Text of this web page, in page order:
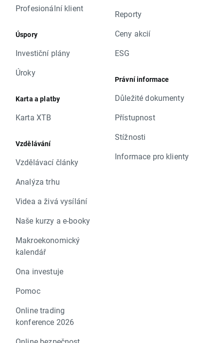
Profesionální klient
Úspory
Investiční plány
Úroky
Karta a platby
Karta XTB
Vzdělávání
Vzdělávací články
Analýza trhu
Videa a živá vysílání
Naše kurzy a e-booky
Makroekonomický
kalendář
Ona investuje
Pomoc
Online trading
konference 2026
Reporty
Ceny akcií
ESG
Právní informace
Důležité dokumenty
Přístupnost
Stížnosti
Informace pro klienty